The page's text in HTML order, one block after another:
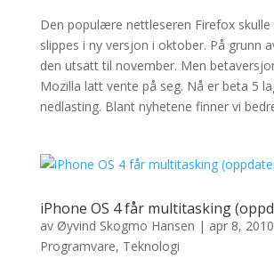
Den populære nettleseren Firefox skulle
slippes i ny versjon i oktober. På grunn
den utsatt til november. Men
Mozilla latt vente på seg. Nå er beta 5
nedlasting. Blant nyhetene finner vi
iPhone OS 4 får multitasking
av Øyvind Skogmo Hansen | apr 8, 2010
Programvare, Teknologi